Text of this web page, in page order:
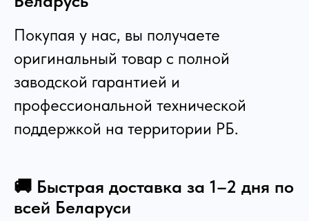
Покупая у нас, вы получаете
оригинальный товар с полной
заводской гарантией и
профессиональной технической
поддержкой на территории РБ.
🚚 Быстрая доставка за 1–2 дня по
всей Беларуси